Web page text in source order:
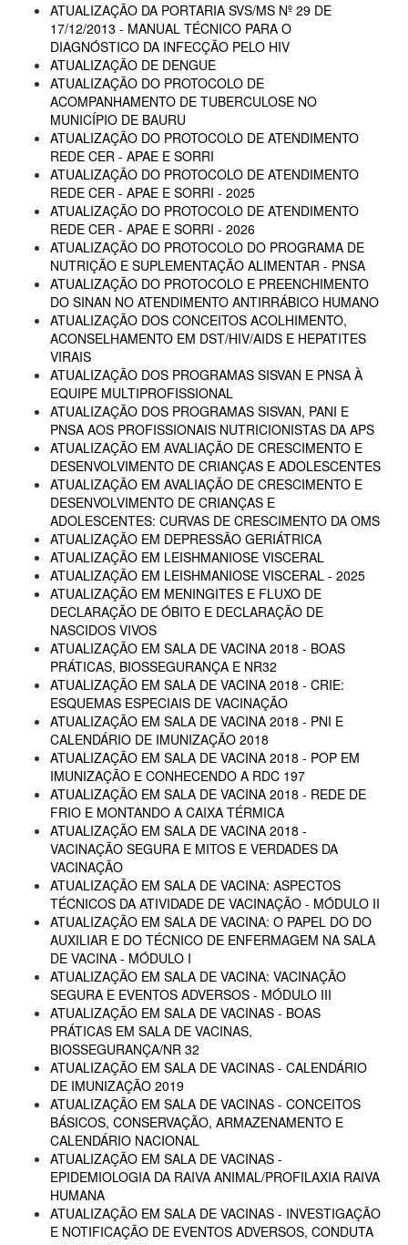
ATUALIZAÇÃO DA PORTARIA SVS/MS Nº 29 DE
17/12/2013 - MANUAL TÉCNICO PARA O
DIAGNÓSTICO DA INFECÇÃO PELO HIV
ATUALIZAÇÃO DE DENGUE
ATUALIZAÇÃO DO PROTOCOLO DE
ACOMPANHAMENTO DE TUBERCULOSE NO
MUNICÍPIO DE BAURU
ATUALIZAÇÃO DO PROTOCOLO DE ATENDIMENTO
REDE CER - APAE E SORRI
ATUALIZAÇÃO DO PROTOCOLO DE ATENDIMENTO
REDE CER - APAE E SORRI - 2025
ATUALIZAÇÃO DO PROTOCOLO DE ATENDIMENTO
REDE CER - APAE E SORRI - 2026
ATUALIZAÇÃO DO PROTOCOLO DO PROGRAMA DE
NUTRIÇÃO E SUPLEMENTAÇÃO ALIMENTAR - PNSA
ATUALIZAÇÃO DO PROTOCOLO E PREENCHIMENTO
DO SINAN NO ATENDIMENTO ANTIRRÁBICO HUMANO
ATUALIZAÇÃO DOS CONCEITOS ACOLHIMENTO,
ACONSELHAMENTO EM DST/HIV/AIDS E HEPATITES
VIRAIS
ATUALIZAÇÃO DOS PROGRAMAS SISVAN E PNSA À
EQUIPE MULTIPROFISSIONAL
ATUALIZAÇÃO DOS PROGRAMAS SISVAN, PANI E
PNSA AOS PROFISSIONAIS NUTRICIONISTAS DA APS
ATUALIZAÇÃO EM AVALIAÇÃO DE CRESCIMENTO E
DESENVOLVIMENTO DE CRIANÇAS E ADOLESCENTES
ATUALIZAÇÃO EM AVALIAÇÃO DE CRESCIMENTO E
DESENVOLVIMENTO DE CRIANÇAS E
ADOLESCENTES: CURVAS DE CRESCIMENTO DA OMS
ATUALIZAÇÃO EM DEPRESSÃO GERIÁTRICA
ATUALIZAÇÃO EM LEISHMANIOSE VISCERAL
ATUALIZAÇÃO EM LEISHMANIOSE VISCERAL - 2025
ATUALIZAÇÃO EM MENINGITES E FLUXO DE
DECLARAÇÃO DE ÓBITO E DECLARAÇÃO DE
NASCIDOS VIVOS
ATUALIZAÇÃO EM SALA DE VACINA 2018 - BOAS
PRÁTICAS, BIOSSEGURANÇA E NR32
ATUALIZAÇÃO EM SALA DE VACINA 2018 - CRIE:
ESQUEMAS ESPECIAIS DE VACINAÇÃO
ATUALIZAÇÃO EM SALA DE VACINA 2018 - PNI E
CALENDÁRIO DE IMUNIZAÇÃO 2018
ATUALIZAÇÃO EM SALA DE VACINA 2018 - POP EM
IMUNIZAÇÃO E CONHECENDO A RDC 197
ATUALIZAÇÃO EM SALA DE VACINA 2018 - REDE DE
FRIO E MONTANDO A CAIXA TÉRMICA
ATUALIZAÇÃO EM SALA DE VACINA 2018 -
VACINAÇÃO SEGURA E MITOS E VERDADES DA
VACINAÇÃO
ATUALIZAÇÃO EM SALA DE VACINA: ASPECTOS
TÉCNICOS DA ATIVIDADE DE VACINAÇÃO - MÓDULO II
ATUALIZAÇÃO EM SALA DE VACINA: O PAPEL DO DO
AUXILIAR E DO TÉCNICO DE ENFERMAGEM NA SALA
DE VACINA - MÓDULO I
ATUALIZAÇÃO EM SALA DE VACINA: VACINAÇÃO
SEGURA E EVENTOS ADVERSOS - MÓDULO III
ATUALIZAÇÃO EM SALA DE VACINAS - BOAS
PRÁTICAS EM SALA DE VACINAS,
BIOSSEGURANÇA/NR 32
ATUALIZAÇÃO EM SALA DE VACINAS - CALENDÁRIO
DE IMUNIZAÇÃO 2019
ATUALIZAÇÃO EM SALA DE VACINAS - CONCEITOS
BÁSICOS, CONSERVAÇÃO, ARMAZENAMENTO E
CALENDÁRIO NACIONAL
ATUALIZAÇÃO EM SALA DE VACINAS -
EPIDEMIOLOGIA DA RAIVA ANIMAL/PROFILAXIA RAIVA
HUMANA
ATUALIZAÇÃO EM SALA DE VACINAS - INVESTIGAÇÃO
E NOTIFICAÇÃO DE EVENTOS ADVERSOS, CONDUTA